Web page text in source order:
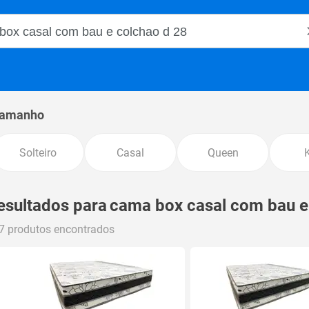
Magalu
Solteiro Casal Queen
paracama box casal com bau
produtos encontrados